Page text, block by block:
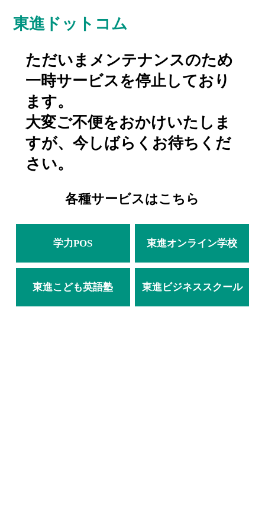
東進ドットコム
ただいまメンテナンスのため
一時サービスを停止しており
ます。
大変ご不便をおかけいたしま
すが、今しばらくお待ちくだ
さい。
各種サービスはこちら
学力POS 東進オンライン学校
東進こども英語塾 東進ビジネススクール